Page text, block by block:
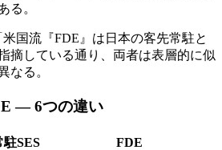
る。
国流『FDE』は​日本の​客先常駐と
摘している​通り、​両者は​表層的に​似
なる。
— 6つの​​違い
SES
FDE